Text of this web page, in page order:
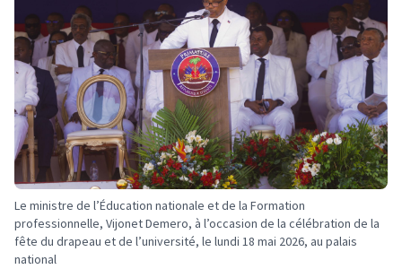
Le ministre de l’Éducation nationale et de la Formation
professionnelle, Vijonet Demero, à l’occasion de la célébration de la
fête du drapeau et de l’université, le lundi 18 mai 2026, au palais
national